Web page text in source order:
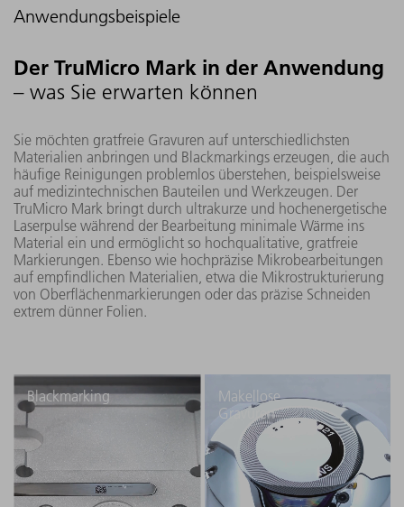
Anwendungsbeispiele
Der TruMicro Mark in der Anwendung
– was Sie erwarten können
Sie möchten gratfreie Gravuren auf unterschiedlichsten
Materialien anbringen und Blackmarkings erzeugen, die auch
häufige Reinigungen problemlos überstehen, beispielsweise
auf medizintechnischen Bauteilen und Werkzeugen. Der
TruMicro Mark bringt durch ultrakurze und hochenergetische
Laserpulse während der Bearbeitung minimale Wärme ins
Material ein und ermöglicht so hochqualitative, gratfreie
Markierungen. Ebenso wie hochpräzise Mikrobearbeitungen
auf empfindlichen Materialien, etwa die Mikrostrukturierung
von Oberflächenmarkierungen oder das präzise Schneiden
extrem dünner Folien.
Blackmarking
Makellose
Gravuren